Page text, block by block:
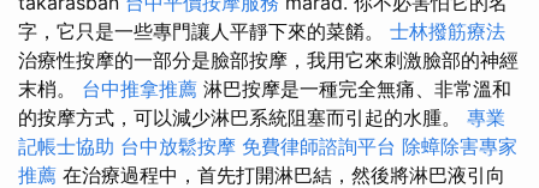
字，它只是一些專門讓人平靜下來的菜餚。 士林撥筋療法
治療性按摩的一部分是臉部按摩，我用它來刺激臉部的神經
末梢。 台中推拿推薦 淋巴按摩是一種完全無痛、非常溫和
的按摩方式，可以減少淋巴系統阻塞而引起的水腫。 專業
記帳士協助 台中放鬆按摩 免費律師諮詢平台 除蟑除害專家
推薦 在治療過程中，首先打開淋巴結，然後將淋巴液引向